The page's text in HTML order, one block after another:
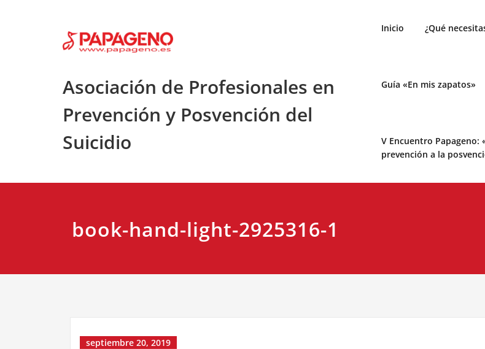
Asociación de Profesionales en
Prevención y Posvención del
Suicidio
Inicio ¿Qué
Guía «En mis zapatos»
V Encuentro Papageno:
prevención a la
book-hand-light-2925316-1
septiembre 20, 2019